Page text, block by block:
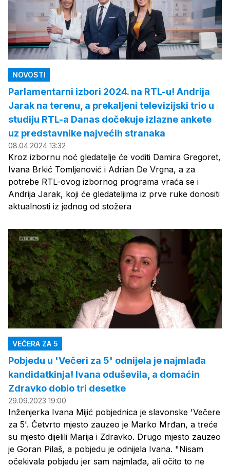
NOVOSTI
Parlamentarni izbori 2024. na RTL-u! Andrija
Jarak na terenu, a prekaljeni televizijski trio u
studiju RTL-a Danas dočekuje izlazne ankete
uz predstavnike najvećih stranaka
08.04.2024 13:32
Kroz izbornu noć gledatelje će voditi Damira Gregoret,
Ivana Brkić Tomljenović i Adrian De Vrgna, a za
potrebe RTL-ovog izbornog programa vraća se i
Andrija Jarak, koji će gledateljima iz prve ruke donositi
aktualnosti iz jednog od stožera
VEČERA ZA 5
Pobjedu u 'Večeri za 5' odnijela je najmlađa
kandidatkinja! Ivana oduševila, a domaćin
Zdravko dobio tri desetke
29.09.2023 19:00
Inženjerka Ivana Mijić pobjednica je slavonske 'Večere
za 5'. Četvrto mjesto zauzeo je Marko Mrđan, a treće
su mjesto dijelili Marija i Zdravko. Drugo mjesto zauzeo
je Goran Pilaš, a pobjedu je odnijela Ivana. "Nisam
očekivala pobjedu jer sam najmlađa, ali očito to ne